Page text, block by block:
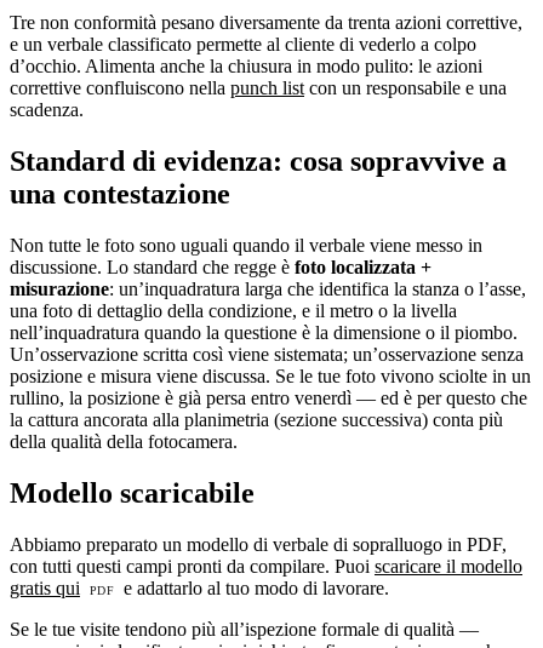
Tre non conformità pesano diversamente da trenta azioni correttive,
e un verbale classificato permette al cliente di vederlo a colpo
d’occhio. Alimenta anche la chiusura in modo pulito: le azioni
correttive confluiscono nella punch list con un responsabile e una
scadenza.
Standard di evidenza: cosa sopravvive a
una contestazione
Non tutte le foto sono uguali quando il verbale viene messo in
discussione. Lo standard che regge è foto localizzata +
misurazione: un’inquadratura larga che identifica la stanza o l’asse,
una foto di dettaglio della condizione, e il metro o la livella
nell’inquadratura quando la questione è la dimensione o il piombo.
Un’osservazione scritta così viene sistemata; un’osservazione senza
posizione e misura viene discussa. Se le tue foto vivono sciolte in un
rullino, la posizione è già persa entro venerdì — ed è per questo che
la cattura ancorata alla planimetria (sezione successiva) conta più
della qualità della fotocamera.
Modello scaricabile
Abbiamo preparato un modello di verbale di sopralluogo in PDF,
con tutti questi campi pronti da compilare. Puoi scaricare il modello
gratis qui
e adattarlo al tuo modo di lavorare.
Se le tue visite tendono più all’ispezione formale di qualità —